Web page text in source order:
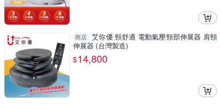
商店 艾你優 頸舒適 電動氣壓頸部伸展器 肩頸
伸展器 (台灣製造)
$14,800